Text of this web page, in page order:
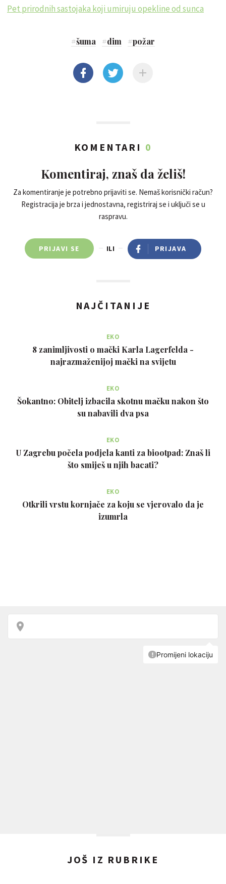
Pet prirodnih sastojaka koji umiruju opekline od sunca
#šuma #dim #požar
KOMENTARI 0
Komentiraj, znaš da želiš!
Za komentiranje je potrebno prijaviti se. Nemaš korisnički račun?
Registracija je brza i jednostavna, registriraj se i uključi se u
raspravu.
PRIJAVI SE ILI PRIJAVA
NAJČITANIJE
EKO
8 zanimljivosti o mački Karla Lagerfelda -
najrazmaženijoj mački na svijetu
EKO
Šokantno: Obitelj izbacila skotnu mačku nakon što
su nabavili dva psa
EKO
U Zagrebu počela podjela kanti za biootpad: Znaš li
što smiješ u njih bacati?
EKO
Otkrili vrstu kornjače za koju se vjerovalo da je
izumrla
JOŠ IZ RUBRIKE